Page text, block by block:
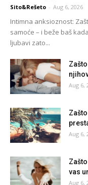
Sito&Rešeto - Aug 6, 2026
Intimna anksioznost:
samoće – i beže baš
ljubavi zato...
Aug 6,
Aug 6,
vas
Aug 6,